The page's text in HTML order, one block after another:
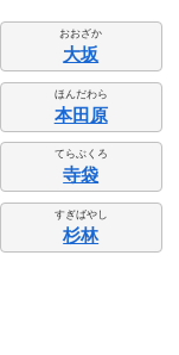
おおざか
大坂
ほんだわら
本田原
てらぶくろ
寺袋
すぎばやし
杉林